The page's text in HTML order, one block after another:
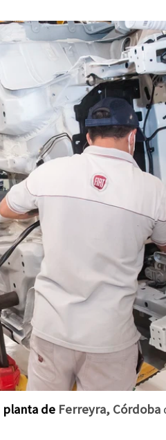
planta de Ferreyra, Córdoba